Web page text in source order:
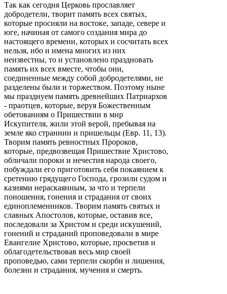
Так как сегодня Церковь прославляет
добродетели, творит память всех святых,
которые просияли на востоке, западе, севере и
юге, начиная от самого создания мира до
настоящего времени, которых и сосчитать всех
нельзя, ибо и имена многих из них
неизвестны, то и установлено праздновать
память их всех вместе, чтобы они,
соединенные между собой добродетелями, не
разделены были и торжеством. Поэтому ныне
мы празднуем память древнейших Патриархов
- праотцев, которые, веруя Божественным
обетованиям о Пришествии в мир
Искупителя, жили этой верой, пребывая на
земле яко страннии и пришельцы (Евр. 11, 13).
Творим память ревностных Пророков,
которые, предвозвещая Пришествие Христово,
обличали пороки и нечестия народа своего,
побуждали его приготовить себя покаянием к
сретению грядущего Господа, грозили судом и
казнями нераскаянным, за что и терпели
поношения, гонения и страдания от своих
единоплеменников. Творим память святых и
славных Апостолов, которые, оставив все,
последовали за Христом и среди искушений,
гонений и страданий проповедовали в мире
Евангелие Христово, которые, просветив и
облагодетельствовав весь мир своей
проповедью, сами терпели скорби и лишения,
болезни и страдания, мучения и смерть.